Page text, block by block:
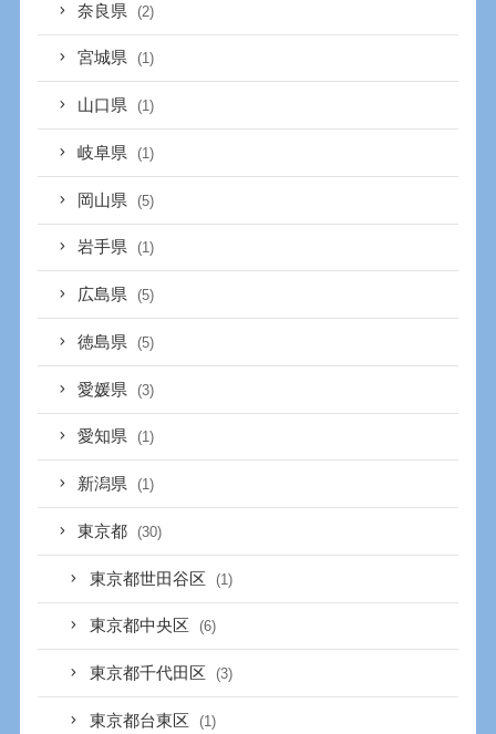
奈良県 (2)
宮城県 (1)
山口県 (1)
岐阜県 (1)
岡山県 (5)
岩手県 (1)
広島県 (5)
徳島県 (5)
愛媛県 (3)
愛知県 (1)
新潟県 (1)
東京都 (30)
東京都世田谷区 (1)
東京都中央区 (6)
東京都千代田区 (3)
東京都台東区 (1)